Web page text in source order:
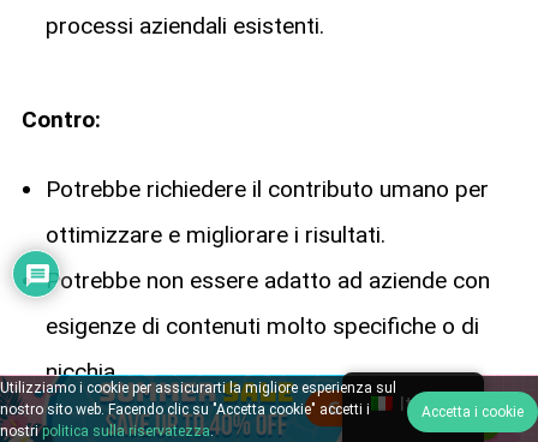
processi aziendali esistenti.
Contro:
Potrebbe richiedere il contributo umano per
ottimizzare e migliorare i risultati.
Potrebbe non essere adatto ad aziende con
esigenze di contenuti molto specifiche o di
nicchia
Italian
Utilizziamo i cookie per assicurarti la migliore esperienza sul
nostro sito web. Facendo clic su "Accetta cookie" accetti i
nostripolitica sulla riservatezza.
Accetta i cookie